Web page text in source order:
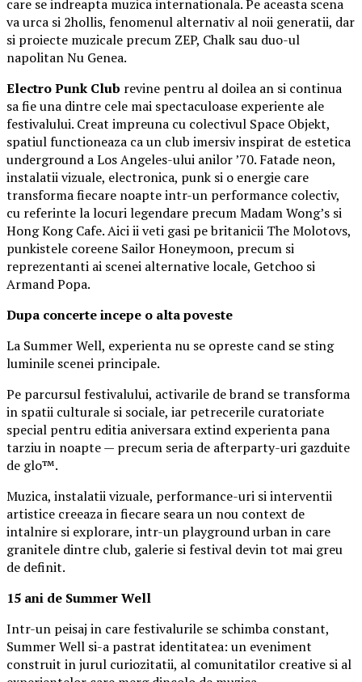
care se indreapta muzica internationala. Pe aceasta scena
va urca si 2hollis, fenomenul alternativ al noii generatii, dar
si proiecte muzicale precum ZEP, Chalk sau duo-ul
napolitan Nu Genea.
Electro Punk Club revine pentru al doilea an si continua
sa fie una dintre cele mai spectaculoase experiente ale
festivalului. Creat impreuna cu colectivul Space Objekt,
spatiul functioneaza ca un club imersiv inspirat de estetica
underground a Los Angeles-ului anilor ’70. Fatade neon,
instalatii vizuale, electronica, punk si o energie care
transforma fiecare noapte intr-un performance colectiv,
cu referinte la locuri legendare precum Madam Wong’s si
Hong Kong Cafe. Aici ii veti gasi pe britanicii The Molotovs,
punkistele coreene Sailor Honeymoon, precum si
reprezentanti ai scenei alternative locale, Getchoo si
Armand Popa.
Dupa concerte incepe o alta poveste
La Summer Well, experienta nu se opreste cand se sting
luminile scenei principale.
Pe parcursul festivalului, activarile de brand se transforma
in spatii culturale si sociale, iar petrecerile curatoriate
special pentru editia aniversara extind experienta pana
tarziu in noapte — precum seria de afterparty-uri gazduite
de glo™.
Muzica, instalatii vizuale, performance-uri si interventii
artistice creeaza in fiecare seara un nou context de
intalnire si explorare, intr-un playground urban in care
granitele dintre club, galerie si festival devin tot mai greu
de definit.
15 ani de Summer Well
Intr-un peisaj in care festivalurile se schimba constant,
Summer Well si-a pastrat identitatea: un eveniment
construit in jurul curiozitatii, al comunitatilor creative si al